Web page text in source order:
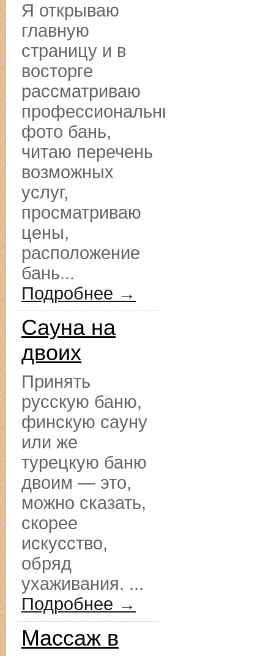
Я открываю
главную
страницу и в
восторге
рассматриваю
профессиональные
фото бань,
читаю перечень
возможных
услуг,
просматриваю
цены,
расположение
бань...
Подробнее →
Сауна на
двоих
Принять
русскую баню,
финскую сауну
или же
турецкую баню
двоим — это,
можно сказать,
скорее
искусство,
обряд
ухаживания. ...
Подробнее →
Массаж в